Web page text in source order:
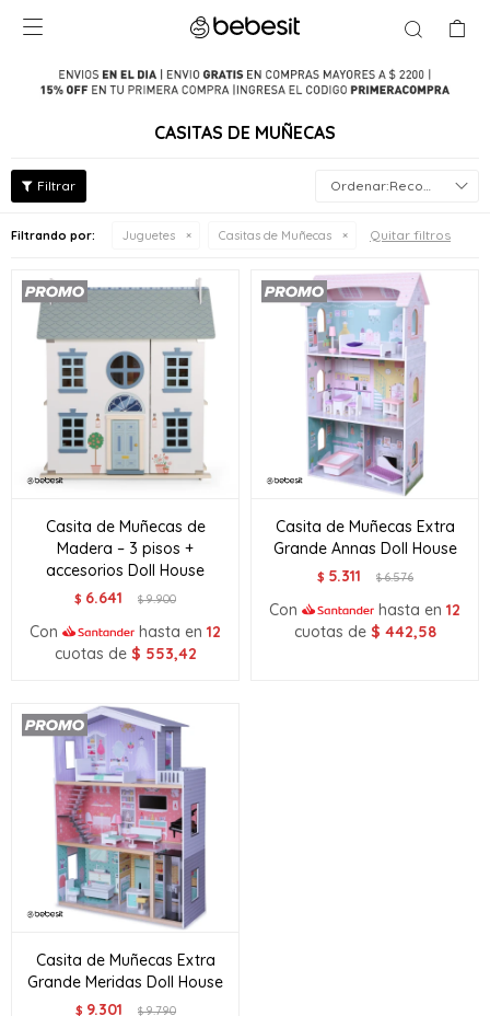

CASITAS DE MUÑECAS
Recomendados
Filtrando por: Juguetes Casitas de Muñecas Quitar filtros
Casita de Muñecas de
Madera – 3 pisos +
accesorios Doll House
$ 6.641 $9.900
Con hasta en 12
cuotas de $ 553,42
Casita de Muñecas Extra
Grande Annas Doll House
$ 5.311 $6.576
Con hasta en 12
cuotas de $ 442,58
Casita de Muñecas Extra
Grande Meridas Doll House
$ 9.301 $9.790